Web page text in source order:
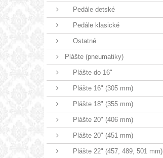
Pedále detské
Pedále klasické
Ostatné
Plášte (pneumatiky)
Plášte do 16"
Plášte 16" (305 mm)
Plášte 18" (355 mm)
Plášte 20" (406 mm)
Plášte 20" (451 mm)
Plášte 22" (457, 489, 501 mm)